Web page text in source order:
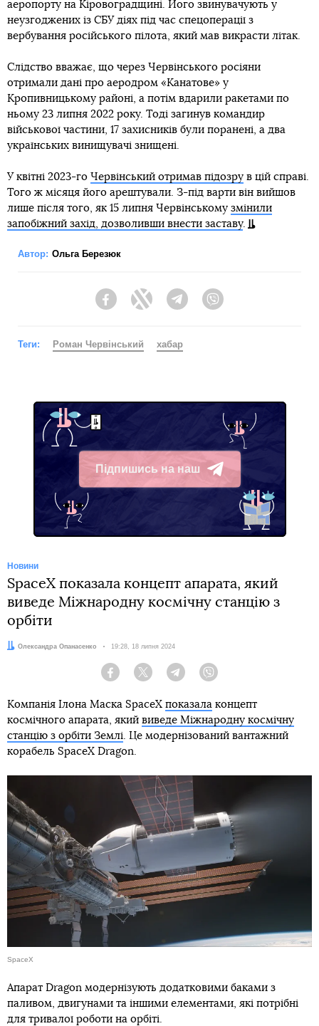
аеропорту на Кіровоградщині. Його звинувачують у
неузгоджених із СБУ діях під час спецоперації з
вербування російського пілота, який мав викрасти літак.
Слідство вважає, що через Червінського росіяни
отримали дані про аеродром «Канатове» у
Кропивницькому районі, а потім вдарили ракетами по
ньому 23 липня 2022 року. Тоді загинув командир
військової частини, 17 захисників були поранені, а два
українських винищувачі знищені.
У квітні 2023-го Червінський отримав підозру в цій справі.
Того ж місяця його арештували. З-під варти він вийшов
лише після того, як 15 липня Червінському змінили
запобіжний захід, дозволивши внести заставу.
Автор: Ольга Березюк
FacebookTwitter Telegram
Теги: Роман Червінський хабар
Підпишись на наш
Telegram
Новини
SpaceX показала концепт апарата, який
виведе Міжнародну космічну станцію з
орбіти
Автор:
Олександра Опанасенко Дата:
19:28, 18 липня 2024
Facebook Twitter Telegram
Компанія Ілона Маска SpaceX показала концепт
космічного апарата, який виведе Міжнародну космічну
станцію з орбіти Землі. Це модернізований вантажний
корабель SpaceX Dragon.
SpaceX
Апарат Dragon модернізують додатковими баками з
паливом, двигунами та іншими елементами, які потрібні
для тривалої роботи на орбіті.